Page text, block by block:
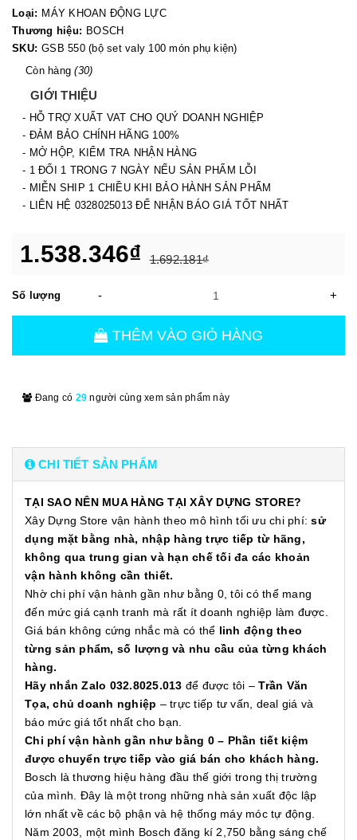
Loại: MÁY KHOAN ĐỘNG LỰC
Thương hiệu: BOSCH
SKU: GSB 550 (bộ set valy 100 món phụ kiện)
Còn hàng(30)
GIỚI THIỆU
- HỖ TRỢ XUẤT VAT CHO QUÝ DOANH NGHIỆP
- ĐẢM BẢO CHÍNH HÃNG 100%
- MỞ HỘP, KIỂM TRA NHẬN HÀNG
- 1 ĐỔI 1 TRONG 7 NGÀY NẾU SẢN PHẨM LỖI
- MIỄN SHIP 1 CHIỀU KHI BẢO HÀNH SẢN PHẨM
- LIÊN HỆ 0328025013 ĐỂ NHẬN BÁO GIÁ TỐT NHẤT
1.538.346₫ 1.692.181₫
Số lượng - +
THÊM VÀO GIỎ HÀNG
Đang có 29 người cùng xem sản phẩm này
CHI TIẾT SẢN PHẨM
TẠI SAO NÊN MUA HÀNG TẠI XÂY DỰNG STORE?
Xây Dựng Store vận hành theo mô hình tối ưu chi phí:sử
dụng mặt bằng nhà, nhập hàng trực tiếp từ hãng,
không qua trung gian và hạn chế tối đa các khoản
vận hành không cần thiết.
Nhờ chi phí vận hành gần như bằng 0, tôi có thể mang
đến mức giá cạnh tranh mà rất ít doanh nghiệp làm được.
Giá bán không cứng nhắc mà có thể linh động theo
từng sản phẩm, số lượng và nhu cầu của từng khách
hàng.
Hãy nhắn Zalo 032.8025.013 để được tôi –Trần Văn
Tọa, chủ doanh nghiệp – trực tiếp tư vấn, deal giá và
báo mức giá tốt nhất cho bạn.
Chi phí vận hành gần như bằng 0 – Phần tiết kiệm
được chuyển trực tiếp vào giá bán cho khách hàng.
Bosch là thương hiệu hàng đầu thế giới trong thị trường
của mình. Đây là một trong những nhà sản xuất độc lập
lớn nhất về các bộ phận và hệ thống máy móc tự động.
Năm 2003, một mình Bosch đăng kí 2,750 bằng sáng chế